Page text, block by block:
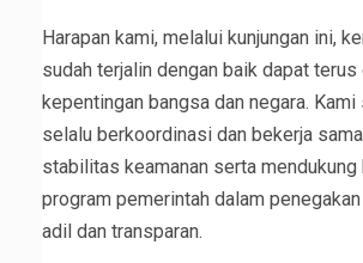
Harapan kami, melalui kunjungan ini,
sudah terjalin dengan baik dapat
kepentingan bangsa dan negara. Kami
selalu berkoordinasi dan bekerja
stabilitas keamanan serta mendukung
program pemerintah dalam
adil dan transparan.